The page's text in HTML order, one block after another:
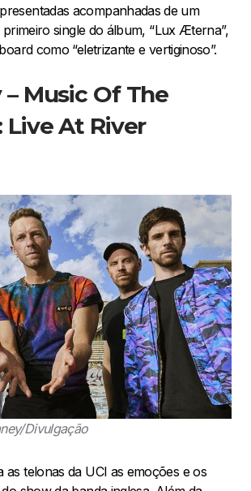
acompanhadas de um
single do álbum, “Lux Æterna”,
como “eletrizante e vertiginoso”.
– Music Of The
Live At River
Divulgação
as telonas da UCI as emoções e os